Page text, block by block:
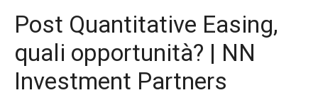
Post Quantitative Easing,
quali opportunità? | NN
Investment Partners